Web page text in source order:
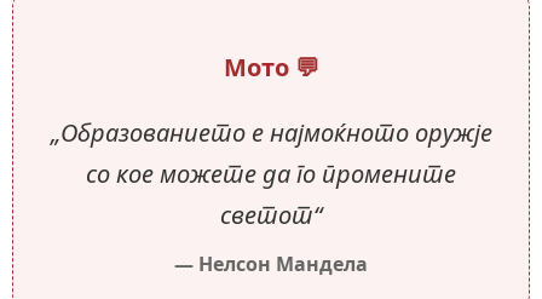
Мото 💬
„Образованието е најмоќното оружје
со кое можете да го промените
светот“
— Нелсон Мандела